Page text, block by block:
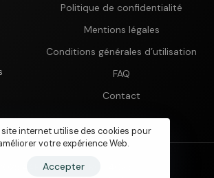
Politique de confidentialité
Mentions légales
Conditions générales d’utilisation
FAQ
Contact
AAFIR GROUPE. RC: 14025
internet utilise des cookies pour
votre expérience Web.
Accepter